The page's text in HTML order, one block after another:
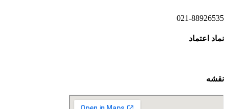
021-88926535
نماد اعتماد
نقشه